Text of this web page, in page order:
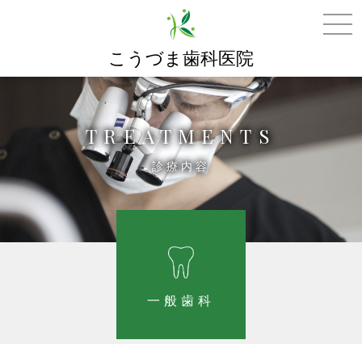
TREATMENTS
診療内容
一般歯科
こうづま歯科医院